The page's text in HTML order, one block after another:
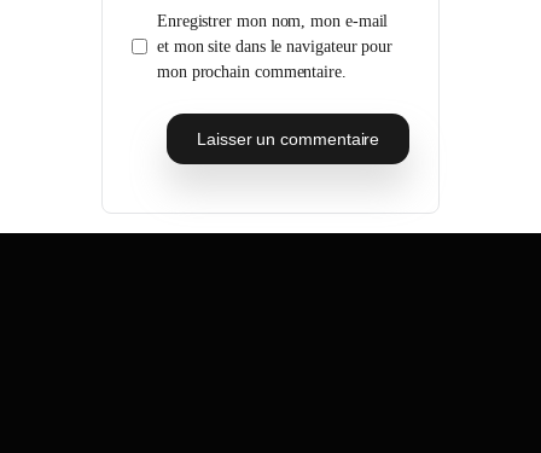
Enregistrer mon nom, mon e-mail
et mon site dans le navigateur pour
mon prochain commentaire.